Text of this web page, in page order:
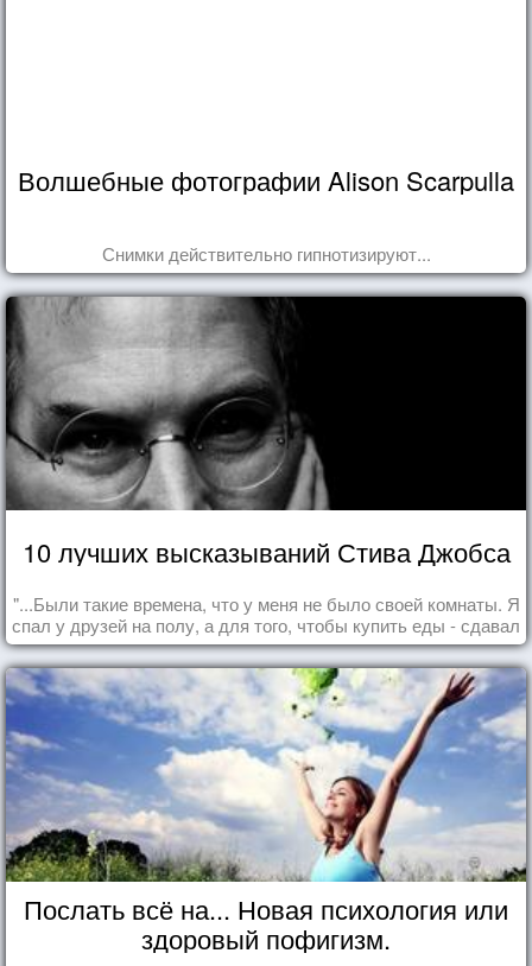
Волшебные фотографии Alison Scarpulla
Снимки действительно гипнотизируют...
10 лучших высказываний Стива Джобса
"...Были такие времена, что у меня не было своей комнаты. Я
спал у друзей на полу, а для того, чтобы купить еды - сдавал
бутылки из под кока-колы"
Послать всё на... Новая психология или
здоровый пофигизм.